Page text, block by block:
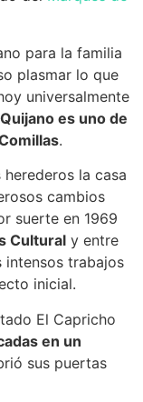
para la familia
plasmar lo que
universalmente
es uno de
.
la casa
cambios
suerte en 1969
Cultural y entre
intensos trabajos
inicial.
El Capricho
en un
sus puertas